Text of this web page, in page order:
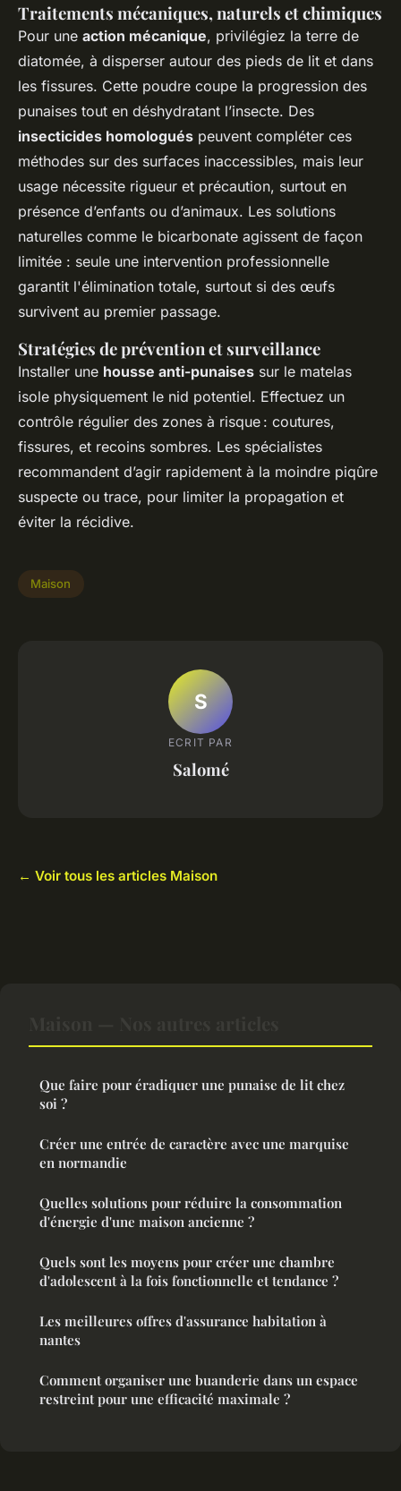
Traitements mécaniques, naturels et chimiques
Pour une action mécanique, privilégiez la terre de
diatomée, à disperser autour des pieds de lit et dans
les fissures. Cette poudre coupe la progression des
punaises tout en déshydratant l’insecte. Des
insecticides homologués peuvent compléter ces
méthodes sur des surfaces inaccessibles, mais leur
usage nécessite rigueur et précaution, surtout en
présence d’enfants ou d’animaux. Les solutions
naturelles comme le bicarbonate agissent de façon
limitée : seule une intervention professionnelle
garantit l'élimination totale, surtout si des œufs
survivent au premier passage.
Stratégies de prévention et surveillance
Installer une housse anti-punaises sur le matelas
isole physiquement le nid potentiel. Effectuez un
contrôle régulier des zones à risque : coutures,
fissures, et recoins sombres. Les spécialistes
recommandent d’agir rapidement à la moindre piqûre
suspecte ou trace, pour limiter la propagation et
éviter la récidive.
Maison
S
ECRIT PAR
Salomé
← Voir tous les articles Maison
Que faire pour éradiquer une punaise de lit chez
soi ?
Créer une entrée de caractère avec une marquise
en normandie
Quelles solutions pour réduire la consommation
d'énergie d'une maison ancienne ?
Quels sont les moyens pour créer une chambre
d'adolescent à la fois fonctionnelle et tendance ?
Les meilleures offres d'assurance habitation à
nantes
Comment organiser une buanderie dans un espace
restreint pour une efficacité maximale ?